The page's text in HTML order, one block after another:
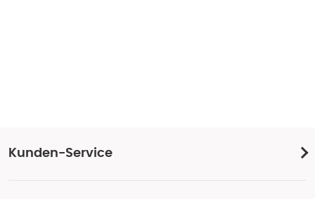
Kunden-Service